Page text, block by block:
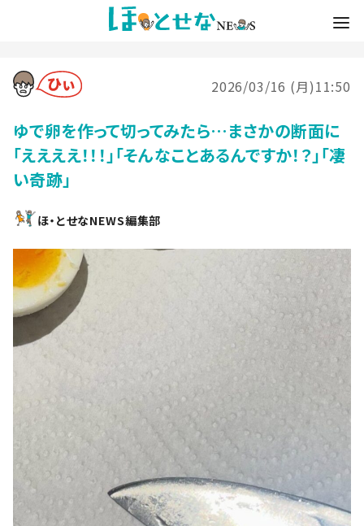
2026/03/16 (月)11:50
ゆで卵を作って切ってみたら…まさかの断面に
「ええええ！！！」「そんなことあるんですか！？」「凄
い奇跡」
ほ・とせなNEWS編集部